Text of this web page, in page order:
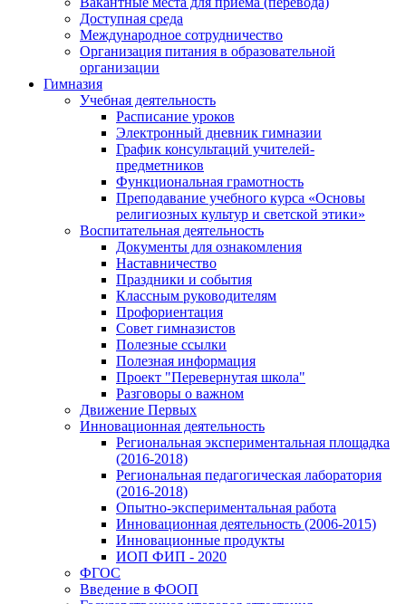
Доступная среда
Международное сотрудничество
Организация питания в образовательной
организации
Гимназия
Учебная деятельность
Расписание уроков
Электронный дневник гимназии
График консультаций учителей-
предметников
Функциональная грамотность
Преподавание учебного курса «Основы
религиозных культур и светской этики»
Воспитательная деятельность
Документы для ознакомления
Наставничество
Праздники и события
Классным руководителям
Профориентация
Совет гимназистов
Полезные ссылки
Полезная информация
Проект "Перевернутая школа"
Разговоры о важном
Движение Первых
Инновационная деятельность
Региональная экспериментальная площадка
(2016-2018)
Региональная педагогическая лаборатория
(2016-2018)
Опытно-экспериментальная работа
Инновационная деятельность (2006-2015)
Инновационные продукты
ИОП ФИП - 2020
ФГОС
Введение в ФООП